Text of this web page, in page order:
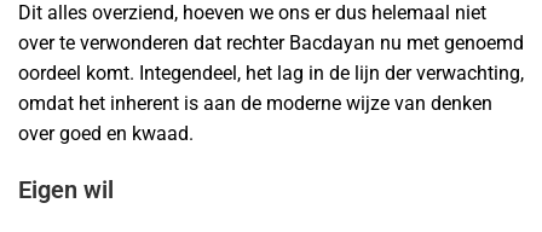
Dit alles overziend, hoeven we ons er dus helemaal niet
over te verwonderen dat rechter Bacdayan nu met genoemd
oordeel komt. Integendeel, het lag in de lijn der verwachting,
omdat het inherent is aan de moderne wijze van denken
over goed en kwaad.
Eigen wil